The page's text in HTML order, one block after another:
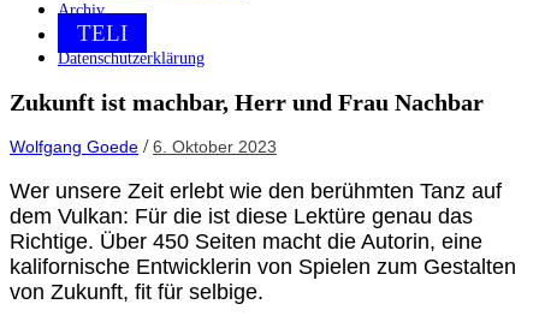
Archiv
TELI
Datenschutzerklärung
Zukunft ist machbar, Herr und Frau Nachbar
Wolfgang Goede /6. Oktober 2023
Wer unsere Zeit erlebt wie den berühmten Tanz auf
dem Vulkan: Für die ist diese Lektüre genau das
Richtige. Über 450 Seiten macht die Autorin, eine
kalifornische Entwicklerin von Spielen zum Gestalten
von Zukunft, fit für selbige.